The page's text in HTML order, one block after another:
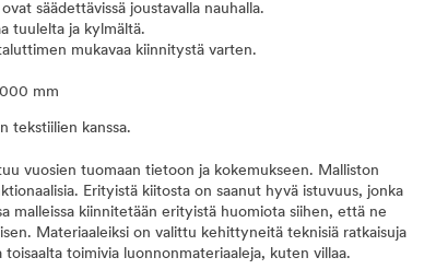
säädettävissä joustavalla nauhalla.
tuulelta ja kylmältä.
mukavaa kiinnitystä varten.
mm
tekstiilien kanssa.
vuosien tuomaan tietoon ja kokemukseen. Malliston
Erityistä kiitosta on saanut hyvä istuvuus, jonka
malleissa kiinnitetään erityistä huomiota siihen, että ne
Materiaaleiksi on valittu kehittyneitä teknisiä ratkaisuja
toimivia luonnonmateriaaleja, kuten villaa.